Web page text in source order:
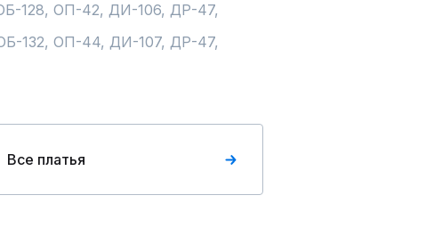
128, ОП-42, ДИ-106, ДР-47,
132, ОП-44, ДИ-107, ДР-47,
Все платья